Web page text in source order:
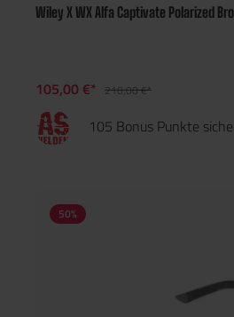
Wiley X WX Alfa Captivate Polarized
105,00 €* 210,00 €*
105 Bonus Punkte
50%